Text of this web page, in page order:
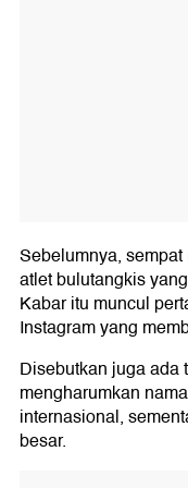
Sebelumnya,
atlet bulutangkis
Kabar itu muncul
Instagram yang
Disebutkan juga ada
mengharumkan
internasional,
besar.